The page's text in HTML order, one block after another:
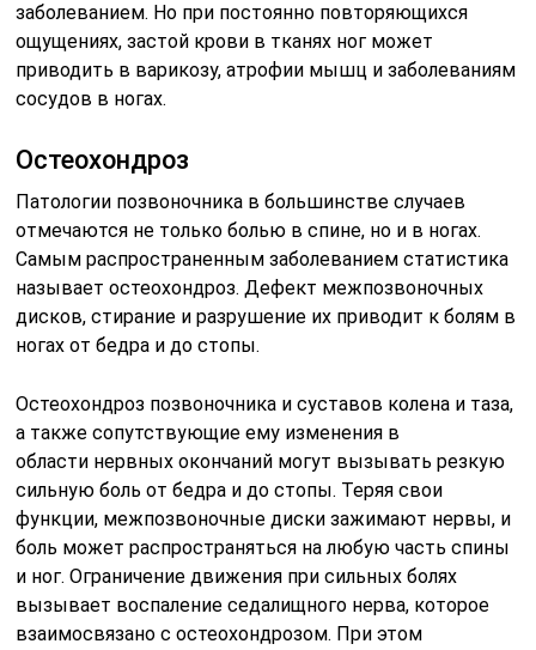
заболеванием. Но при постоянно повторяющихся
ощущениях, застой крови в тканях ног может
приводить в варикозу, атрофии мышц и заболеваниям
сосудов в ногах.
Остеохондроз
Патологии позвоночника в большинстве случаев
отмечаются не только болью в спине, но и в ногах.
Самым распространенным заболеванием статистика
называет остеохондроз. Дефект межпозвоночных
дисков, стирание и разрушение их приводит к болям в
ногах от бедра и до стопы.
Остеохондроз позвоночника и суставов колена и таза,
а также сопутствующие ему изменения в
области нервных окончаний могут вызывать резкую
сильную боль от бедра и до стопы. Теряя свои
функции, межпозвоночные диски зажимают нервы, и
боль может распространяться на любую часть спины
и ног. Ограничение движения при сильных болях
вызывает воспаление седалищного нерва, которое
взаимосвязано с остеохондрозом. При этом